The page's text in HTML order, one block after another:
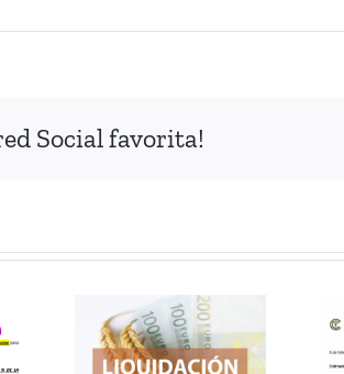
Social favorita!
(Español)
CIRCULAR